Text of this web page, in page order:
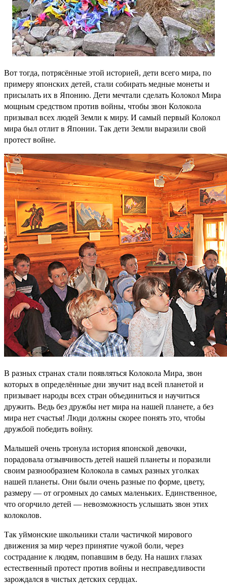
Вот тогда, потрясённые этой историей, дети всего мира, по
примеру японских детей, стали собирать медные монеты и
присылать их в Японию. Дети мечтали сделать Колокол Мира
мощным средством против войны, чтобы звон Колокола
призывал всех людей Земли к миру. И самый первый Колокол
мира был отлит в Японии. Так дети Земли выразили свой
протест войне.
В разных странах стали появляться Колокола Мира, звон
которых в определённые дни звучит над всей планетой и
призывает народы всех стран объединиться и научиться
дружить. Ведь без дружбы нет мира на нашей планете, а без
мира нет счастья! Люди должны скорее понять это, чтобы
дружбой победить войну.
Малышей очень тронула история японской девочки,
порадовала отзывчивость детей нашей планеты и поразили
своим разнообразием Колокола в самых разных уголках
нашей планеты. Они были очень разные по форме, цвету,
размеру — от огромных до самых маленьких. Единственное,
что огорчило детей — невозможность услышать звон этих
колоколов.
Так уймонские школьники стали частичкой мирового
движения за мир через принятие чужой боли, через
сострадание к людям, попавшим в беду. На наших глазах
естественный протест против войны и несправедливости
зарождался в чистых детских сердцах.